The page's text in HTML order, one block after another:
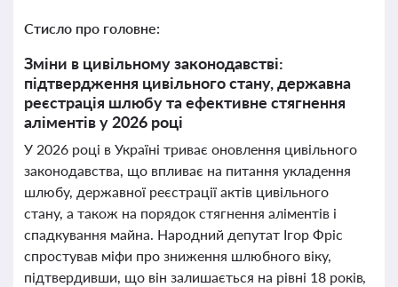
Стисло про головне:
Зміни в цивільному законодавстві:
підтвердження цивільного стану, державна
реєстрація шлюбу та ефективне стягнення
аліментів у 2026 році
У 2026 році в Україні триває оновлення цивільного
законодавства, що впливає на питання укладення
шлюбу, державної реєстрації актів цивільного
стану, а також на порядок стягнення аліментів і
спадкування майна. Народний депутат Ігор Фріс
спростував міфи про зниження шлюбного віку,
підтвердивши, що він залишається на рівні 18 років,